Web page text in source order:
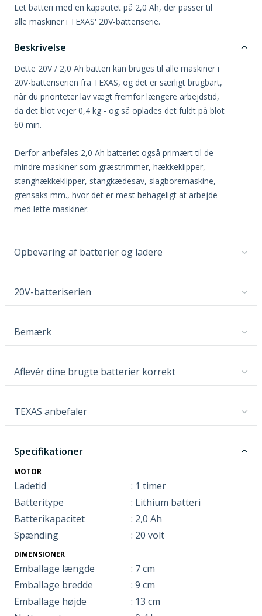
Let batteri med en kapacitet på 2,0 Ah, der passer til
alle maskiner i TEXAS' 20V-batteriserie.
Beskrivelse
Dette 20V / 2,0 Ah batteri kan bruges til alle maskiner i
20V-batteriserien fra TEXAS, og det er særligt brugbart,
når du prioriteter lav vægt fremfor længere arbejdstid,
da det blot vejer 0,4 kg - og så oplades det fuldt på blot
60 min.
Derfor anbefales 2,0 Ah batteriet også primært til de
mindre maskiner som græstrimmer, hækkeklipper,
stanghækkeklipper, stangkædesav, slagboremaskine,
grensaks mm., hvor det er mest behageligt at arbejde
med lette maskiner.
Opbevaring af batterier og ladere
20V-batteriserien
Bemærk
Aflevér dine brugte batterier korrekt
TEXAS anbefaler
Specifikationer
MOTOR
Ladetid
: 1 timer
Batteritype
: Lithium batteri
Batterikapacitet
: 2,0 Ah
Spænding
: 20 volt
DIMENSIONER
Emballage længde
: 7 cm
Emballage bredde
: 9 cm
Emballage højde
: 13 cm